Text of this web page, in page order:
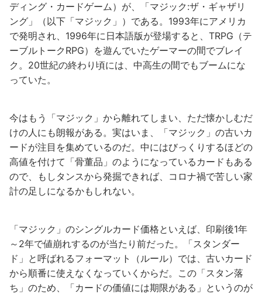
ディング・カードゲーム）が、「マジック:ザ・ギャザリ
ング」（以下「マジック」）である。1993年にアメリカ
で発明され、1996年に日本語版が登場すると、TRPG（テ
ーブルトークRPG）を遊んでいたゲーマーの間でブレイ
ク。20世紀の終わり頃には、中高生の間でもブームにな
っていた。
今はもう「マジック」から離れてしまい、ただ懐かしむだ
けの人にも朗報がある。実はいま、「マジック」の古いカ
ードが注目を集めているのだ。中にはびっくりするほどの
高値を付けて「骨董品」のようになっているカードもある
ので、もしタンスから発掘できれば、コロナ禍で苦しい家
計の足しになるかもしれない。
「マジック」のシングルカード価格といえば、印刷後1年
～2年で値崩れするのが当たり前だった。「スタンダー
ド」と呼ばれるフォーマット（ルール）では、古いカード
から順番に使えなくなっていくからだ。この「スタン落
ち」のため、「カードの価値には期限がある」というのが